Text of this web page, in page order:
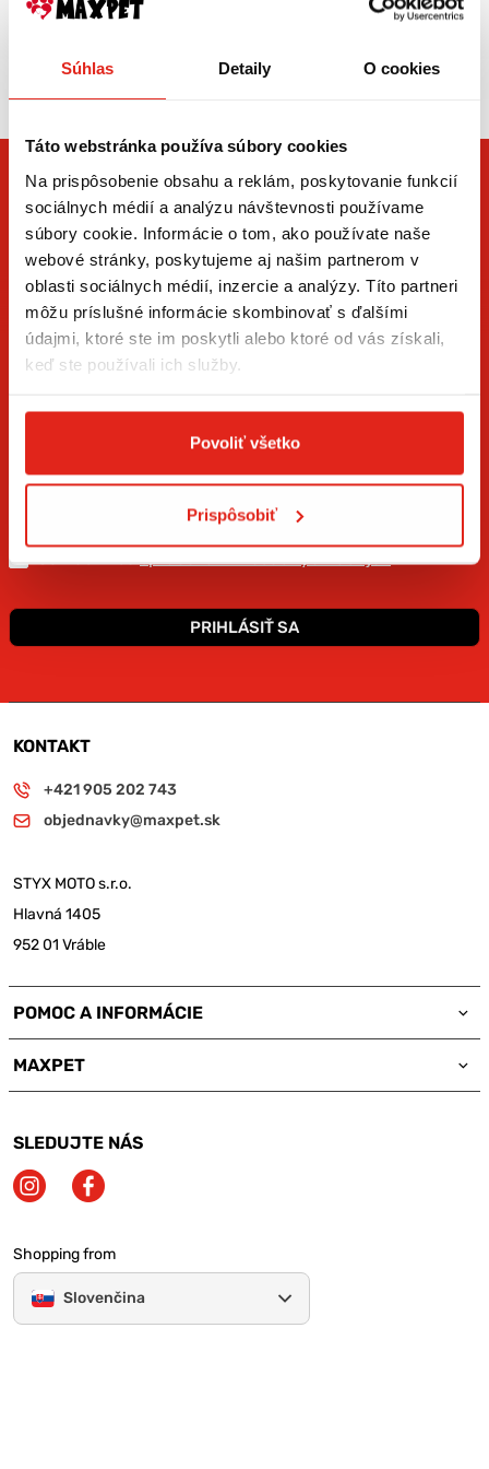
Súhlas Detaily O cookies
Táto webstránka používa súbory cookies
Na prispôsobenie obsahu a reklám, poskytovanie funkcií
sociálnych médií a analýzu návštevnosti používame
súbory cookie. Informácie o tom, ako používate naše
webové stránky, poskytujeme aj našim partnerom v
oblasti sociálnych médií, inzercie a analýzy. Títo partneri
môžu príslušné informácie skombinovať s ďalšími
údajmi, ktoré ste im poskytli alebo ktoré od vás získali,
keď ste používali ich služby.
Povoliť všetko
Prispôsobiť
smartfóny, čo znamená, že si môžete nastaviť quickshifter podľa
PREČO NAKUPOVAŤ
spoľahlivosť, jednoduchú inštaláciu a maximálnu kompatibilitu s
rôznymi modelmi motocyklov. Či už hľadáte základné riešenie v
podobe quickshifter kabeláže, alebo pokročilú riadiacu jednotku
IQSE-W1, u nás nájdete to, čo potrebujete. Navyše vám
garantujeme rýchle doručenie a možnosť rezervácie produktov
priamo na predajni. Vylepšite svoju jazdu s našimi spoľahlivými
quickshiftrami a zažite plynulé radenie ako nikdy predtým!
Zasielame aj do ČR,
ZÍSKAJTE NOVINKY AKO PRVÝ
Prihláste sa na odber newslettera a buďte prvý, kto má
PRIHLÁSIŤ SA
KONTAKT
+421 905 202 743
objednavky@maxpet.sk
STYX MOTO s.r.o.
Hlavná 1405
952 01 Vráble
POMOC A INFORMÁCIE
MAXPET
SLEDUJTE NÁS
Shopping from
Slovenčina